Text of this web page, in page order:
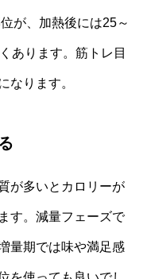
が、加熱後には25～
あります。筋トレ目
なります。
が多いとカロリーが
す。減量フェーズで
量期では味や満足感